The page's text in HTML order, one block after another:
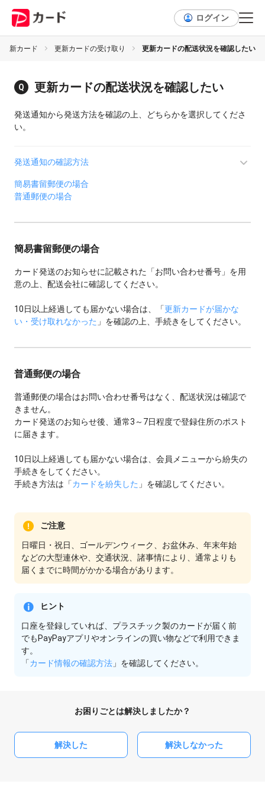
ログイン
更新カード 更新カードの受け取り 更新カードの配送状況を確認したい
更新カードの配送状況を確認したい
発送通知から発送方法を確認の上、どちらかを選択してくださ
い。
発送通知の確認方法
「新しいカード（更新カード）を発送しました」という件名で
送っています。
【PayPayアプリを利用している場合】
で確認できます。
【会員メニュー（ウェブ）を利用している場合】
メール、 会員メニューのメッセージボックス
簡易書留郵便の場合
普通郵便の場合
簡易書留郵便の場合
カード発送のお知らせに記載された「お問い合わせ番号」を用
意の上、配送会社に確認してください。
10日以上経過しても届かない場合は、「更新カードが届かな
い・受け取れなかった 」を確認の上、手続きをしてください。
普通郵便の場合
普通郵便の場合はお問い合わせ番号はなく、配送状況は確認で
きません。
カード発送のお知らせ後、通常3～7日程度で登録住所のポスト
に届きます。
10日以上経過しても届かない場合は、会員メニューから紛失の
手続きをしてください。
手続き方法は「カードを紛失した 」を確認してください。
ご注意
日曜日・祝日、ゴールデンウィーク、お盆休み、年末年始
などの大型連休や、交通状況、諸事情により、通常よりも
届くまでに時間がかかる場合があります。
ヒント
口座を登録していれば、プラスチック製のカードが届く前
でもPayPayアプリやオンラインの買い物などで利用できま
す。
「カード情報の確認方法 」を確認してください。
お困りごとは解決しましたか？
解決した 解決しなかった